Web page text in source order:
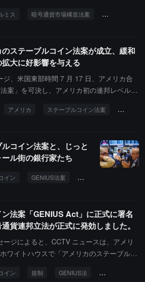
市場構造法案を推進する計画を発表しまし
ばと思っていますので、これが私たちの目
、ビル・ハガティ、バーニー・モレノ、そ
員長ティム・スコットは、先月、より広範
案を発表し、9月30日の自己締切を設定し
案」（Digital Asset Market Clarity Act）と
と述べました。「私たちは下院の『CLARI
て使用することになると考えています」と
私たちは、下院が追加したいと考えている
関する修正や、彼らが『CLARITY法案』に
ミス 暗号通貨市場構造法案 ステーブルコ
ステーブルコイン法案が成立、緩和
大に好影響を与える
、米国東部時間 7 月 17 日、アメリカ合
案」を可決し、アメリカ初の連邦レベルの
大きくて美しい法案」が通過した後、暗号
な地位を占めていることが浮き彫りになり
ると、下院は上院で通過したバージョンに
な規制フレームワークを保持しています。
びテクノロジーの巨人たちが参入を加速
発行から応用シーンへの拡大を促進し、ス
模が持続的に拡大する可能性があります。
アメリカ ステーブルコイン法案
コイン法案と、じっと
ル街の銀行家たち
イン GENIUS法案 銀行
ン法案「GENIUS Act」に正式に署名
貨連邦立法が正式に発効しました。
ジによると、CCTV ニュースは、アメリ
ワイトハウスで「アメリカのステーブルコ
のステーブルコイン規制立法が実施段階に
イン 規制 GENIUS法 ステーブルコ